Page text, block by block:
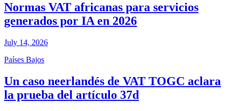
Normas VAT africanas para servicios
generados por IA en 2026
July 14, 2026
Países Bajos
Un caso neerlandés de VAT TOGC aclara
la prueba del artículo 37d